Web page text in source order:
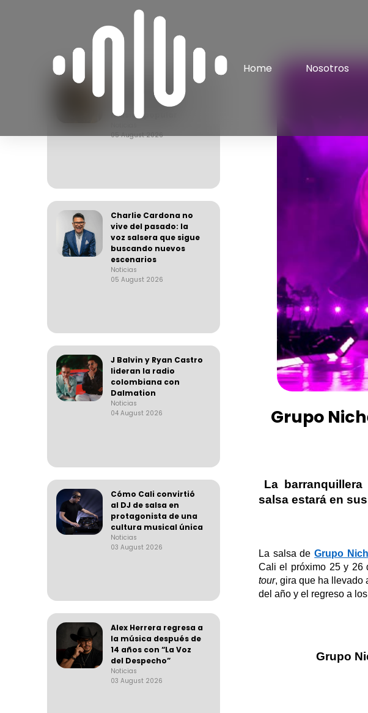
Home Nosotros
generación que
busca cambiar la
música popular
05 August 2026
Charlie Cardona no
vive del pasado: la
voz salsera que sigue
buscando nuevos
escenarios
Noticias
05 August 2026
J Balvin y Ryan Castro
lideran la radio
colombiana con
Dalmation
Noticias
04 August 2026
Cómo Cali convirtió
al DJ de salsa en
protagonista de una
cultura musical única
Noticias
03 August 2026
Alex Herrera regresa a
la música después de
14 años con “La Voz
del Despecho”
Noticias
03 August 2026
Grupo
La
salsa estará en
La salsadeGrupo
Cali el próximo 25 y 26
tour, giraque ha llevado
del año y el regreso a
Grupo